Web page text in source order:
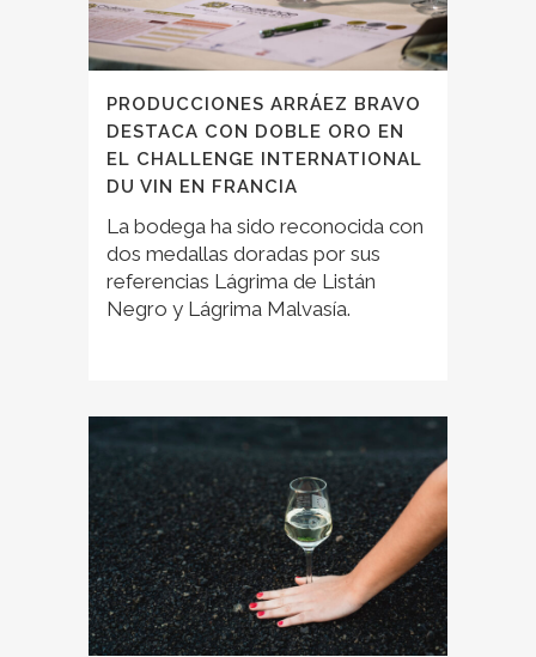
PRODUCCIONES ARRÁEZ BRAVO
DESTACA CON DOBLE ORO EN
EL CHALLENGE INTERNATIONAL
DU VIN EN FRANCIA
La bodega ha sido reconocida con
dos medallas doradas por sus
referencias Lágrima de Listán
Negro y Lágrima Malvasía.